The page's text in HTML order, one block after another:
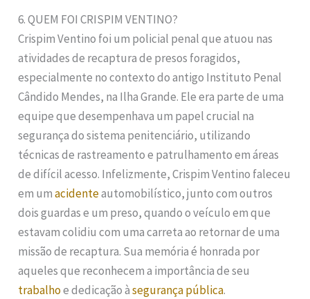
6. QUEM FOI CRISPIM VENTINO?
Crispim Ventino foi um policial penal que atuou nas
atividades de recaptura de presos foragidos,
especialmente no contexto do antigo Instituto Penal
Cândido Mendes, na Ilha Grande. Ele era parte de uma
equipe que desempenhava um papel crucial na
segurança do sistema penitenciário, utilizando
técnicas de rastreamento e patrulhamento em áreas
de difícil acesso. Infelizmente, Crispim Ventino faleceu
em umacidenteautomobilístico, junto com outros
dois guardas e um preso, quando o veículo em que
estavam colidiu com uma carreta ao retornar de uma
missão de recaptura. Sua memória é honrada por
aqueles que reconhecem a importância de seu
trabalhoe dedicação àsegurança pública.